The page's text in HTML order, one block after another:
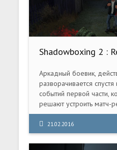
Shadowboxing 2 :
Аркадный боевик,
разворачивается
событий первой части,
решают устроить
Палмером и Колчиным.
Игра заметно
фильма — в нее вошли
отражения в кино.
21.02.2016